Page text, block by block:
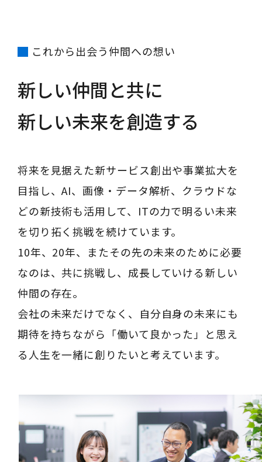
これから出会う仲間への想い
新しい仲間と共に
新しい未来を創造する
将来を見据えた新サービス創出や事業拡大を
目指し、AI、画像・データ解析、クラウドな
どの新技術も活用して、ITの力で明るい未来
を切り拓く挑戦を続けています。
10年、20年、またその先の未来のために必要
なのは、共に挑戦し、成長していける新しい
仲間の存在。
会社の未来だけでなく、自分自身の未来にも
期待を持ちながら「働いて良かった」と思え
る人生を一緒に創りたいと考えています。